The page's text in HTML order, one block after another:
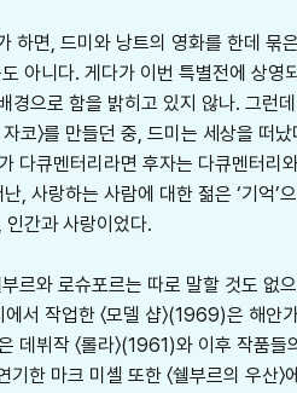
하면, 드미와 낭트의 영화를 한데 묶
아니다. 게다가 이번 특별전에 상영
경으로 함을 밝히고 있지 않나. 그런
코〉를 만들던 중, 드미는 세상을 떠
다큐멘터리라면 후자는 다큐멘터리
사랑하는 사람에 대한 젊은 ‘기억’
간과 사랑이었다.
르와 로슈포르는 따로 말할 것도 없
서 작업한 〈모델 샵〉(1969)은 해안
뷔작 〈롤라〉(1961)와 이후 작품들
기한 마크 미셸 또한 〈쉘부르의 우산